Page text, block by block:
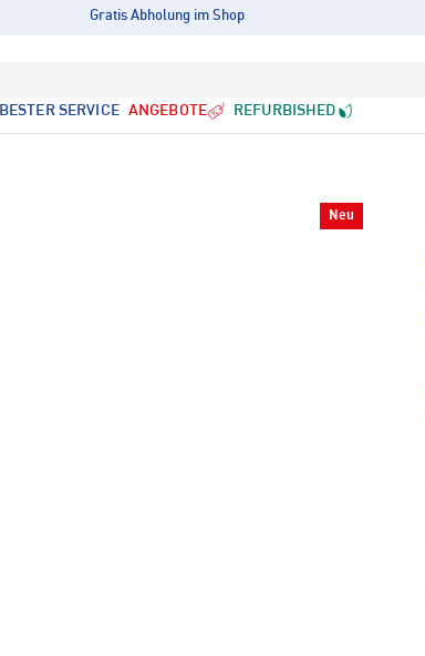
Gratis Abholung im Shop
BESTER SERVICE ANGEBOTE REFURBISHED
Neu